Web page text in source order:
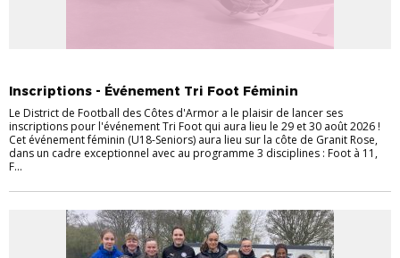
Inscriptions - Événement Tri Foot Féminin
Le District de Football des Côtes d'Armor a le plaisir de lancer ses
inscriptions pour l'événement Tri Foot qui aura lieu le 29 et 30 août 2026 !
Cet événement féminin (U18-Seniors) aura lieu sur la côte de Granit Rose,
dans un cadre exceptionnel avec au programme 3 disciplines : Foot à 11,
F...